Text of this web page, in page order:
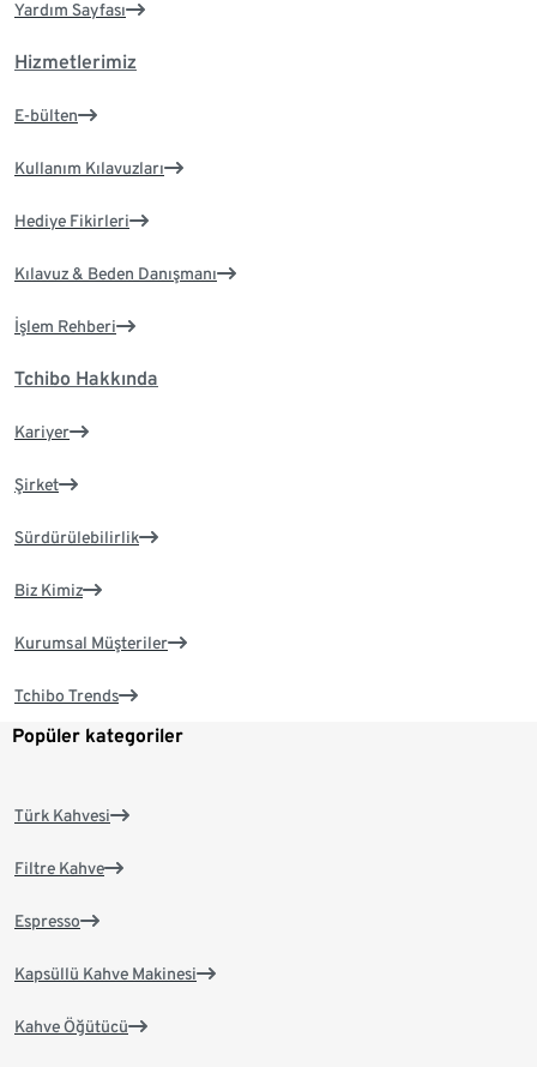
Yardım Sayfası
Hizmetlerimiz
E-bülten
Kullanım Kılavuzları
Hediye Fikirleri
Kılavuz & Beden Danışmanı
İşlem Rehberi
Tchibo Hakkında
Kariyer
Şirket
Sürdürülebilirlik
Biz Kimiz
Kurumsal Müşteriler
Tchibo Trends
Popüler kategoriler
Türk Kahvesi
Filtre Kahve
Espresso
Kapsüllü Kahve Makinesi
Kahve Öğütücü